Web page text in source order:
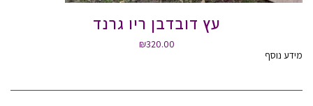
עץ דובדבן ריו גרנד
₪320.00
מידע נוסף